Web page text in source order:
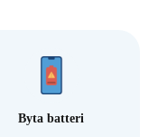
Byta batteri